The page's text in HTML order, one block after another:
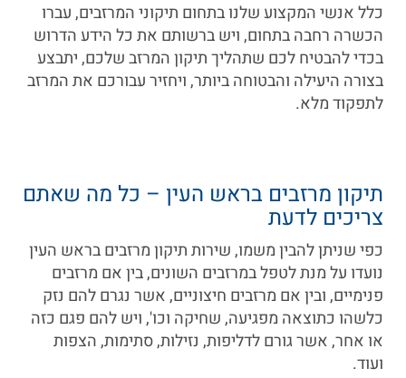
כלל אנשי המקצוע שלנו בתחום תיקוני המרזבים, עברו
הכשרה רחבה בתחום, ויש ברשותם את כל הידע הדרוש
בכדי להבטיח לכם שתהליך תיקון המרזב שלכם, יתבצע
בצורה היעילה והבטוחה ביותר, ויחזיר עבורכם את המרזב
לתפקוד מלא.
תיקון מרזבים בראש העין – כל מה שאתם
צריכים לדעת
כפי שניתן להבין משמו, שירות תיקון מרזבים בראש העין
נועדו על מנת לטפל במרזבים השונים, בין אם מרזבים
פנימיים, ובין אם מרזבים חיצוניים, אשר נגרם להם נזק
כלשהו כתוצאה מפגיעה, שחיקה וכו', ויש להם פגם כזה
או אחר, אשר גורם לדליפות, נזילות, סתימות, הצפות
ועוד.